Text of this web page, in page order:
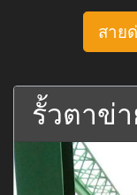
สาย
รั้วตาข่